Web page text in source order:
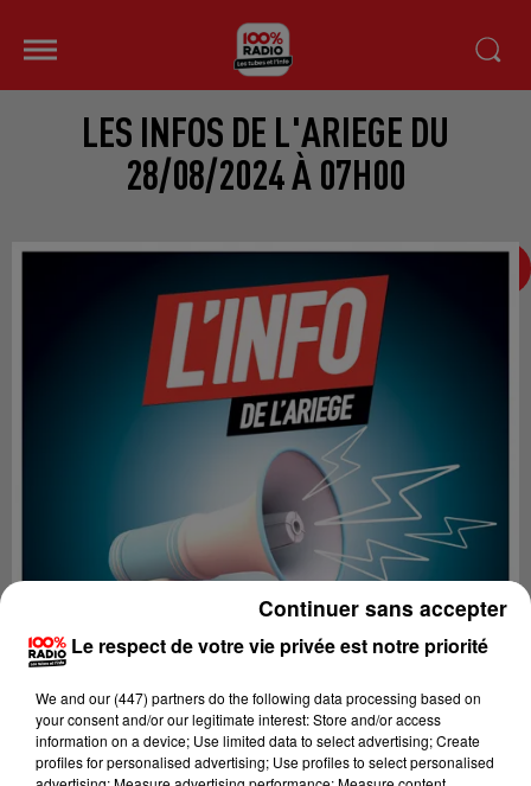
LES INFOS DE L'ARIEGE DU
28/08/2024 À 07H00
Le respect de votre vie privée est notre priorité
We and our (447) partnersdo the following data processing based on
your consent and/or our legitimate interest: Store and/or access
information on a device; Use limited data to select advertising; Create
profiles for personalised advertising; Use profiles to select personalised
Continuer sans accepter